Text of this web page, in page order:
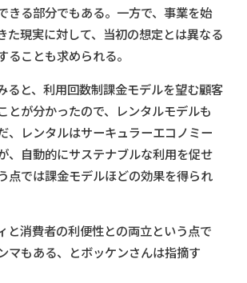
きる部分でもある。一方で、事業を始
た現実に対して、当初の想定とは異なる
ることも求められる。
ると、利用回数制課金モデルを望む顧客
とが分かったので、レンタルモデルも
、レンタルはサーキュラーエコノミー
、自動的にサステナブルな利用を促せ
点では課金モデルほどの効果を得られ
と消費者の利便性との両立という点で
マもある、とボッケンさんは指摘す